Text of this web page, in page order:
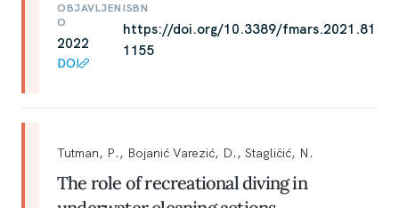
OBJAVLJEN
O
2022
DOI
ISBN
https://doi.org/10.3389/fmars.2021.81
1155
Tutman, P., Bojanić Varezić, D., Stagličić, N.
The role of recreational diving in